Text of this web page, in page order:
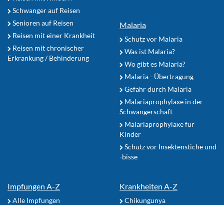
Schwanger auf Reisen
Senioren auf Reisen
Reisen mit einer Krankheit
Reisen mit chronischer
Erkrankung / Behinderung
Malaria
Schutz vor Malaria
Was ist Malaria?
Wo gibt es Malaria?
Malaria - Übertragung
Gefahr durch Malaria
Malariaprophylaxe in der
Schwangerschaft
Malariaprophylaxe für
Kinder
Schutz vor Insektenstiche und
-bisse
Impfungen A-Z
Alle Impfungen
Krankheiten A-Z
Chikungunya